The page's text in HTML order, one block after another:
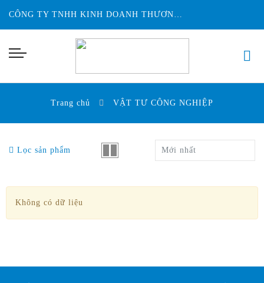
CÔNG TY TNHH KINH DOANH THƯƠNG MẠI ĐỨC HUY INTECH
Trang chủ VẬT TƯ CÔNG NGHIỆP
Lọc sản phẩm Mới nhất
Không có dữ liệu